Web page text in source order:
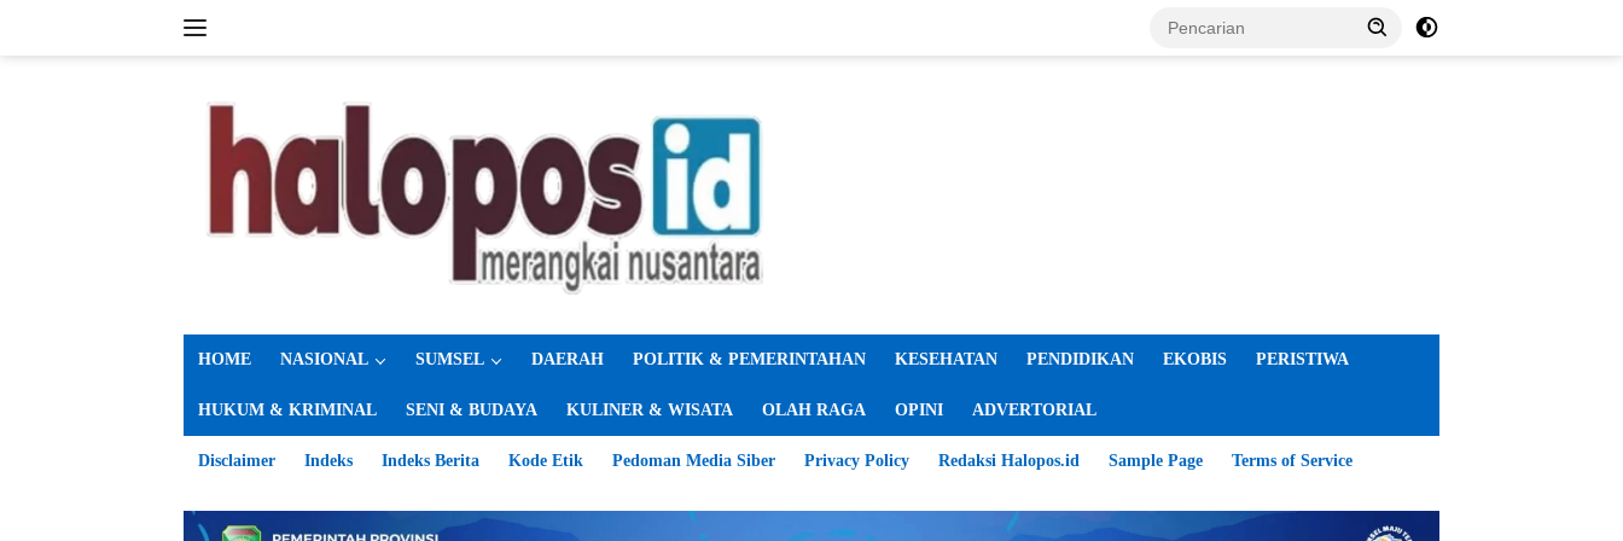
HOME NASIONAL SUMSEL DAERAH POLITIK & PEMERINTAHAN KESEHATAN PENDIDIKAN EKOBIS PERISTIWA
HUKUM & KRIMINAL SENI & BUDAYA KULINER & WISATA OLAH RAGA OPINI ADVERTORIAL
Disclaimer Indeks Indeks Berita Kode Etik Pedoman Media Siber Privacy Policy Redaksi Halopos.id Sample Page Terms of Service